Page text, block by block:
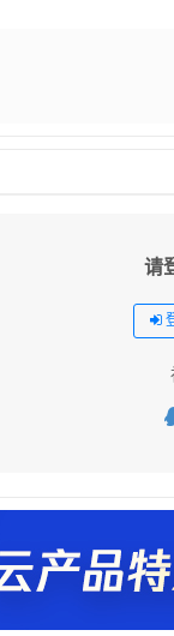
请